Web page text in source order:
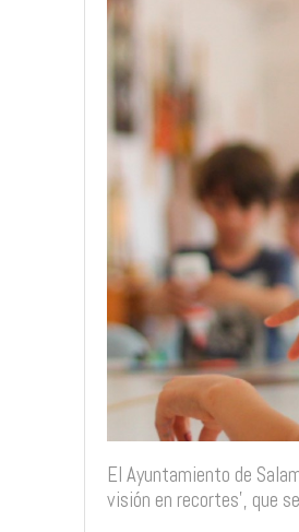
El Ayuntamiento de
visión en recortes’, que